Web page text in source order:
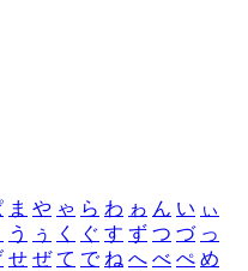
ま や ゃ ら わ ゎ ん い ぃ
う ぅ く ぐ す ず つ づ っ
せ ぜ て で ね へ べ ぺ め